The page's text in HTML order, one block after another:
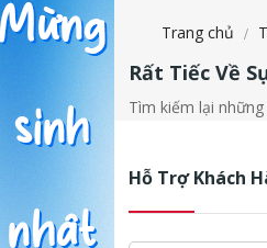
Trang chủ
Rất Tiếc Về
Tìm kiếm lại
Hỗ Trợ Khách